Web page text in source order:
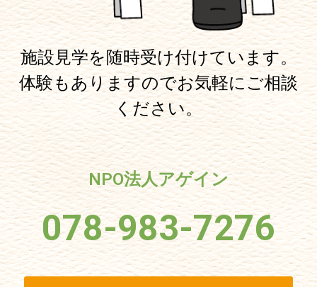
施設見学を随時受け付けています。
体験もありますのでお気軽にご相談
ください。
NPO法人アゲイン
078-983-7276